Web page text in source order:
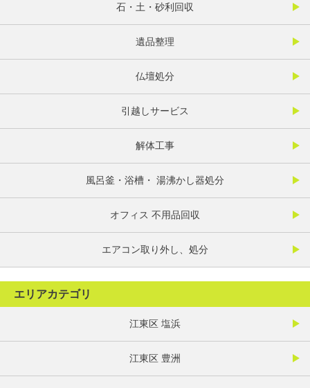
石・土・砂利回収
遺品整理
仏壇処分
引越しサービス
解体工事
風呂釜・浴槽・ 湯沸かし器処分
オフィス 不用品回収
エアコン取り外し、処分
エリアカテゴリ
江東区 塩浜
江東区 豊洲